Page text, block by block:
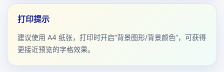
打印提示
建议使用 A4 纸张，打印时开启“背景图形/背景颜色”，可获得
更接近预览的字格效果。